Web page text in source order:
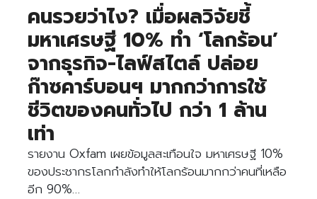
คนรวยว่าไง? เมื่อผลวิจัยชี้
มหาเศรษฐี 10% ทำ ‘โลกร้อน’
จากธุรกิจ-ไลฟ์สไตล์ ปล่อย
ก๊าซคาร์บอนฯ มากกว่าการใช้
ชีวิตของคนทั่วไป กว่า 1 ล้าน
เท่า
รายงาน Oxfam เผยข้อมูลสะเทือนใจ มหาเศรษฐี 10%
ของประชากรโลกกำลังทำให้โลกร้อนมากกว่าคนที่เหลือ
อีก 90%…